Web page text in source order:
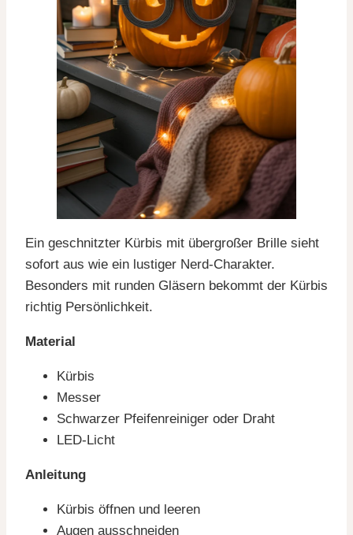
Ein geschnitzter Kürbis mit übergroßer Brille sieht
sofort aus wie ein lustiger Nerd-Charakter.
Besonders mit runden Gläsern bekommt der Kürbis
richtig Persönlichkeit.
Material
Kürbis
Messer
Schwarzer Pfeifenreiniger oder Draht
LED-Licht
Anleitung
Kürbis öffnen und leeren
Augen ausschneiden